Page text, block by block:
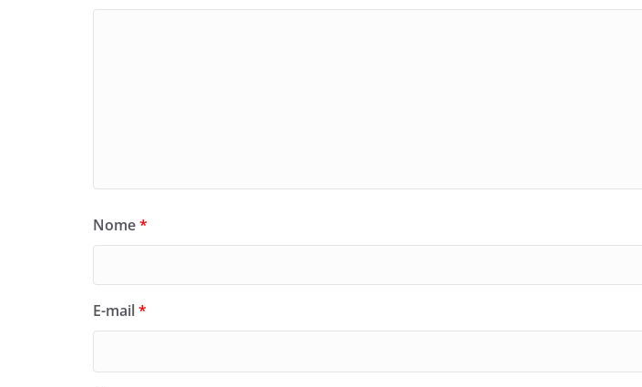
Nome*
E-mail*